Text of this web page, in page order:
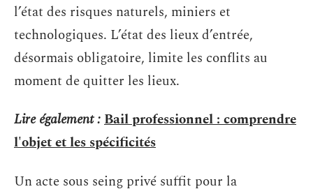
l’état des risques naturels, miniers et
technologiques. L’état des lieux d’entrée,
désormais obligatoire, limite les conflits au
moment de quitter les lieux.
Lire également :Bail professionnel : comprendre
l'objet et les spécificités
Un acte sous seing privé suffit pour la